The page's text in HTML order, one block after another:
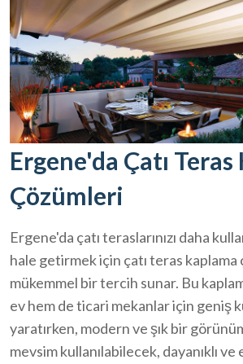
Ergene'da Çatı
Çözümleri
Ergene'da çatı teraslarınızı daha
hale getirmek için çatı teras kaplama
mükemmel bir tercih sunar. Bu
ev hem de ticari mekanlar için geniş
yaratırken, modern ve şık bir
mevsim kullanılabilecek, dayanıklı ve